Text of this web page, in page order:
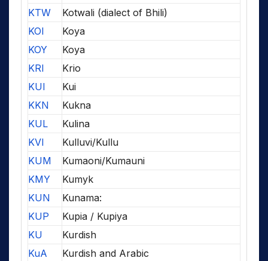
KTW
Kotwali (dialect of Bhili)
KOI
Koya
KOY
Koya
KRI
Krio
KUI
Kui
KKN
Kukna
KUL
Kulina
KVI
Kulluvi/Kullu
KUM
Kumaoni/Kumauni
KMY
Kumyk
KUN
Kunama:
KUP
Kupia / Kupiya
KU
Kurdish
KuA
Kurdish and Arabic